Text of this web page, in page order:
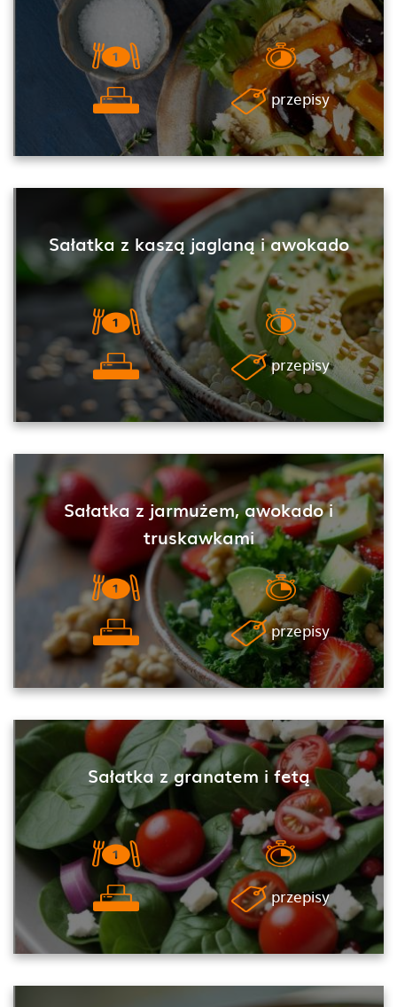
przepisy
Sałatka z kaszą jaglaną i awokado
przepisy
Sałatka z jarmużem, awokado i
truskawkami
przepisy
Sałatka z granatem i fetą
przepisy